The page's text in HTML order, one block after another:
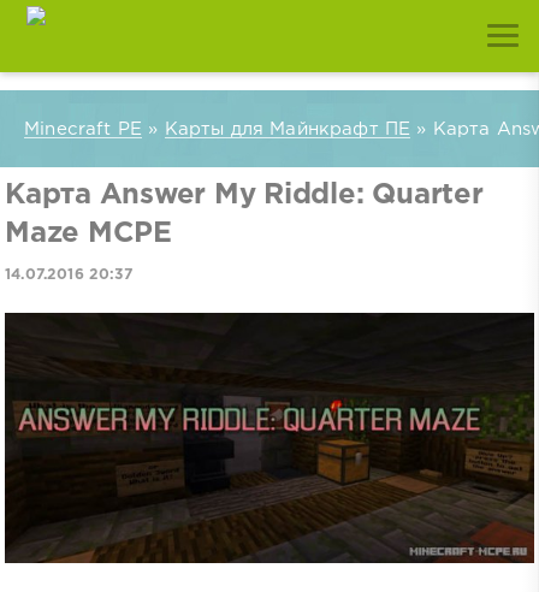
Minecraft PE » Карты для Майнкрафт ПЕ » Карта
Карта Answer My Riddle: Quarter
Maze MCPE
14.07.2016 20:37